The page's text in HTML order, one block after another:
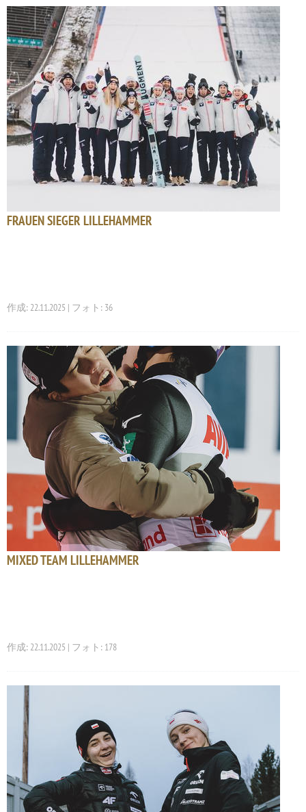
FRAUEN SIEGER LILLEHAMMER
作成: 22.11.2025 | フォト: 36
MIXED TEAM LILLEHAMMER
作成: 22.11.2025 | フォト: 178